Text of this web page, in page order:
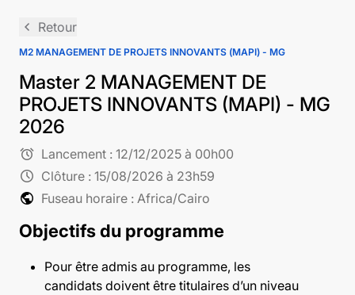
navigate_before Retour
M2 MANAGEMENT DE PROJETS INNOVANTS (MAPI) - MG
Master 2 MANAGEMENT DE
PROJETS INNOVANTS (MAPI) - MG
2026
alarm Lancement : 12/12/2025 à 00h00
schedule Clôture : 15/08/2026 à 23h59
public Fuseau horaire : Africa/Cairo
Objectifs du programme
Pour être admis au programme, les
candidats doivent être titulaires d’un niveau